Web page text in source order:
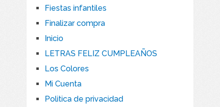
Fiestas infantiles
Finalizar compra
Inicio
LETRAS FELIZ CUMPLEAÑOS
Los Colores
Mi Cuenta
Politica de privacidad